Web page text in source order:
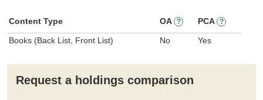
Content Type OA ? PCA ?
Books (Back List, Front List) No Yes
Request a holdings comparison